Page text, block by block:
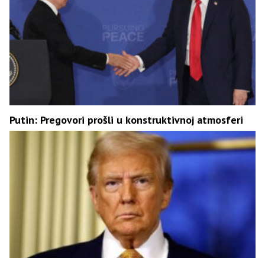
Putin: Pregovori prošli u konstruktivnoj atmosferi